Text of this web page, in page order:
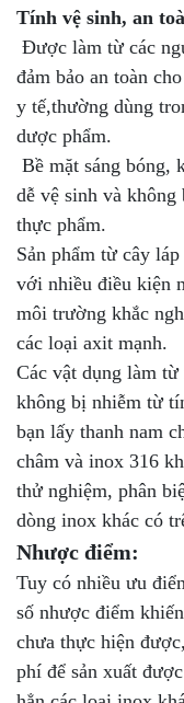
Tính vệ sinh, an
Được làm từ các
đảm bảo an toàn
y tế,thường dùng
dược phẩm.
Bề mặt sáng bóng,
dễ vệ sinh và
thực phẩm.
Sản phẩm từ cây
với nhiều điều kiện
môi trường khắc
các loại axit mạnh.
Các vật dụng làm
không bị nhiễm từ
bạn lấy thanh nam
châm và inox 316
thử nghiệm, phân
dòng inox khác có
Nhược điểm:
Tuy có nhiều ưu
số nhược điểm
chưa thực hiện
phí để sản xuất